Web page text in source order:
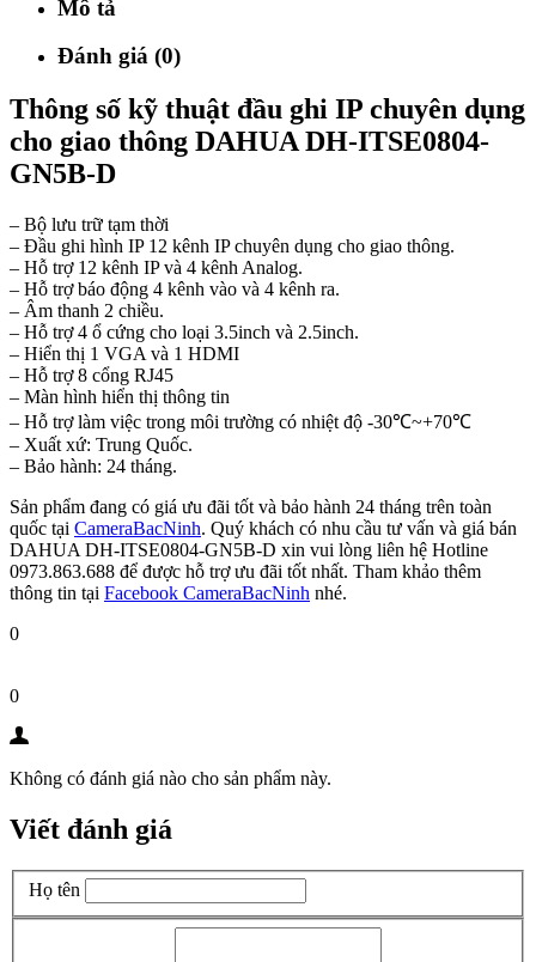
Mô tả
Đánh giá (0)
Thông số kỹ thuật đầu ghi IP chuyên dụng
cho giao thông DAHUA DH-ITSE0804-
GN5B-D
– Bộ lưu trữ tạm thời
– Đầu ghi hình IP 12 kênh IP chuyên dụng cho giao thông.
– Hỗ trợ 12 kênh IP và 4 kênh Analog.
– Hỗ trợ báo động 4 kênh vào và 4 kênh ra.
– Âm thanh 2 chiều.
– Hỗ trợ 4 ổ cứng cho loại 3.5inch và 2.5inch.
– Hiển thị 1 VGA và 1 HDMI
– Hỗ trợ 8 cổng RJ45
– Màn hình hiển thị thông tin
– Hỗ trợ làm việc trong môi trường có nhiệt độ -30℃~+70℃
– Xuất xứ: Trung Quốc.
– Bảo hành: 24 tháng.
Sản phẩm đang có giá ưu đãi tốt và bảo hành 24 tháng trên toàn
quốc tại CameraBacNinh. Quý khách có nhu cầu tư vấn và giá bán
DAHUA DH-ITSE0804-GN5B-D xin vui lòng liên hệ Hotline
0973.863.688 để được hỗ trợ ưu đãi tốt nhất. Tham khảo thêm
thông tin tại Facebook CameraBacNinh nhé.
0
0
Không có đánh giá nào cho sản phẩm này.
Viết đánh giá
Họ tên